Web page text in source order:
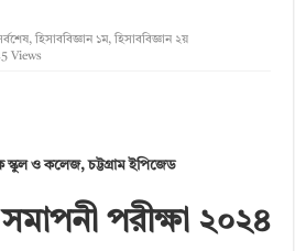
,হিসাববিজ্ঞান ১ম,হিসাববিজ্ঞান ২য়
Views
স্কুল ও কলেজ, চট্টগ্রাম ইপিজেড
পরীক্ষা ২০২৪